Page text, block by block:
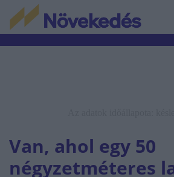
Van, ahol egy 50
négyzetméteres